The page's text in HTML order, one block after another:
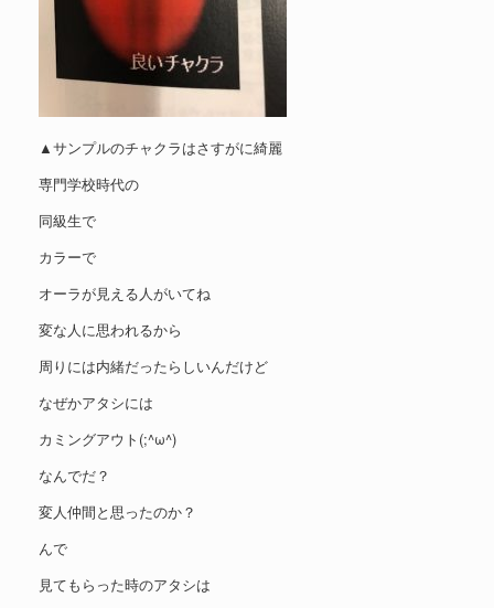
▲サンプルのチャクラはさすがに綺麗
専門学校時代の
同級生で
カラーで
オーラが見える人がいてね
変な人に思われるから
周りには内緒だったらしいんだけど
なぜかアタシには
カミングアウト(;^ω^)
なんでだ？
変人仲間と思ったのか？
んで
見てもらった時のアタシは